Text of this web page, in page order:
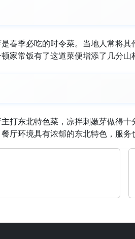
春季必吃的时令菜。当地人常将
家常饭有了这道菜便增添了几分山
打东北特色菜，凉拌刺嫩芽做得
厅环境具有浓郁的东北特色，服务